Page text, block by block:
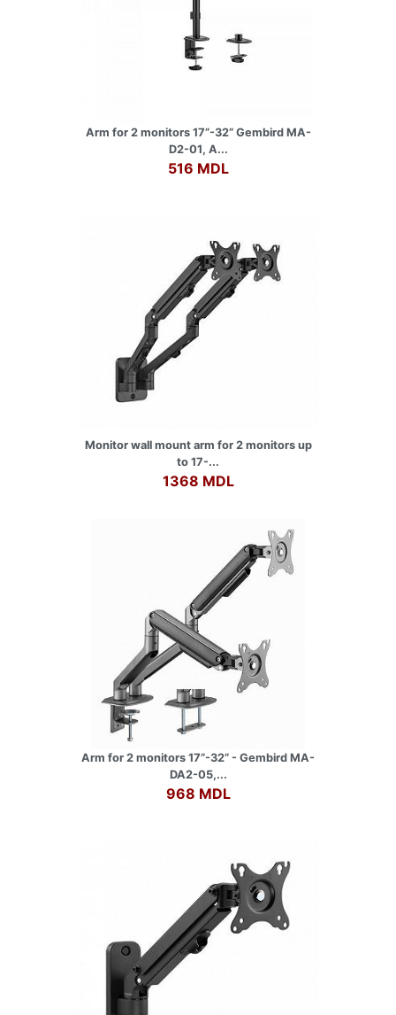
Arm for 2 monitors 17”-32” Gembird MA-
D2-01, A...
516 MDL
Monitor wall mount arm for 2 monitors up
to 17-...
1368 MDL
Arm for 2 monitors 17”-32” - Gembird MA-
DA2-05,...
968 MDL